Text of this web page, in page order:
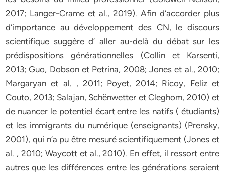
2017; Langer-Crame et al., 2019). Afin d’accorder plus
d’importance au développement des CN, le discours
scientifique suggère d’ aller au-delà du débat sur les
prédispositions générationnelles (Collin et Karsenti,
2013; Guo, Dobson et Petrina, 2008; Jones et al., 2010;
Margaryan et al. , 2011; Poyet, 2014; Ricoy, Feliz et
Couto, 2013; Salajan, Schënwetter et Cleghom, 2010) et
de nuancer le potentiel écart entre les natifs ( étudiants)
et les immigrants du numérique (enseignants) (Prensky,
2001), qui n’a pu être mesuré scientifiquement (Jones et
al. , 2010; Waycott et al., 2010). En effet, il ressort entre
autres que les différences entre les générations seraient